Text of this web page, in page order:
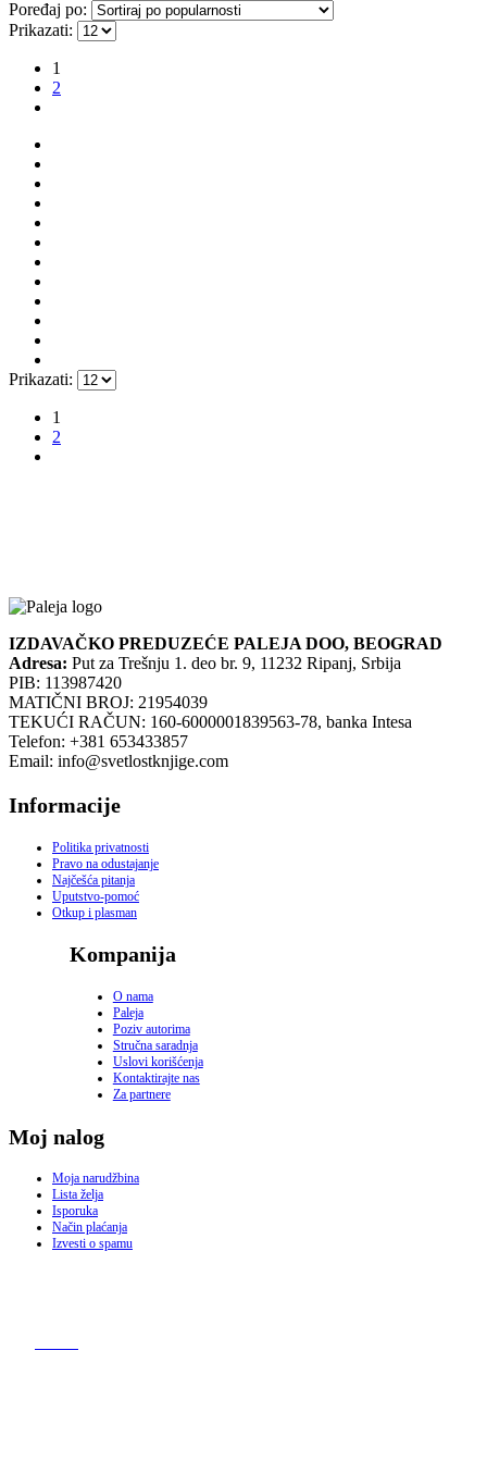
Poređaj po:
Prikazati:
1
2
Prikazati:
1
2
IZDAVAČKO PREDUZEĆE PALEJA DOO, BEOGRAD
Adresa: Put za Trešnju 1. deo br. 9, 11232 Ripanj, Srbija
PIB: 113987420
MATIČNI BROJ: 21954039
TEKUĆI RAČUN: 160-6000001839563-78, banka Intesa
Telefon: +381 653433857
Email: info@svetlostknjige.com
Informacije
Politika privatnosti
Pravo na odustajanje
Najčešća pitanja
Uputstvo-pomoć
Otkup i plasman
Kompanija
O nama
Paleja
Poziv autorima
Stručna saradnja
Uslovi korišćenja
Kontaktirajte nas
Za partnere
Moj nalog
Moja narudžbina
Lista želja
Isporuka
Način plaćanja
Izvesti o spamu